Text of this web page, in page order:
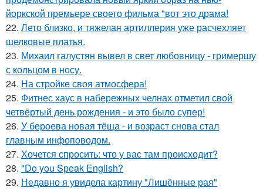
йоркской премьере своего фильма "вот это драма!
22. Лето близко, и тяжелая артиллерия уже расчехляет
шелковые платья.
23. Михаил галустян вывел в свет любовницу - гримершу
с кольцом в носу.
24. На стройке своя атмосфера!
25. Фитнес хаус в набережных челнах отметил свой
четвёртый день рождения - и это было супер!
26. У бероева новая тёща - и возраст снова стал
главным инфоповодом.
27. Хочется спросить: что у вас там происходит?
28. "Do you Speak English?
29. Недавно я увидела картину "Лишённые рая"